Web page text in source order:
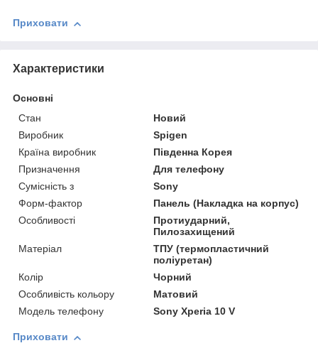
Приховати
Характеристики
Основні
Стан
Новий
Виробник
Spigen
Країна виробник
Південна Корея
Призначення
Для телефону
Сумісність з
Sony
Форм-фактор
Панель (Накладка на корпус)
Особливості
Протиударний,
Пилозахищений
Матеріал
ТПУ (термопластичний
поліуретан)
Колір
Чорний
Особливість кольору
Матовий
Модель телефону
Sony Xperia 10 V
Приховати